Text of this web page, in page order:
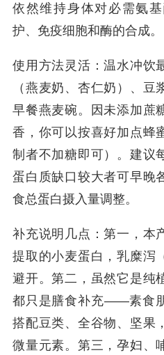
依然维持身体对必需氨
护、免疫细胞和酶的合成。
使用方法灵活：温水冲饮
（燕麦奶、杏仁奶）、豆
早餐燕麦碗。因未添加蔗
香，你可以按喜好加点蜂
制者不加糖即可）。建议
蛋白质缺口较大者可早晚
食总蛋白摄入量调整。
补充说明几点：第一，本
提取的小麦蛋白，乳糜泻
避开。第二，虽然它是纯
都只是膳食补充——素食
搭配豆类、全谷物、坚果
微量元素。第三，孕妇、